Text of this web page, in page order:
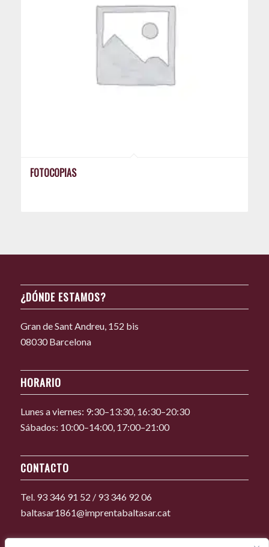
FOTOCOPIAS
¿DÓNDE ESTAMOS?
Gran de Sant Andreu, 152 bis
08030 Barcelona
HORARIO
Lunes a viernes: 9:30–13:30, 16:30–20:30
Sábados: 10:00–14:00, 17:00–21:00
CONTACTO
Tel. 93 346 91 52 / 93 346 92 06
baltasar1861@imprentabaltasar.cat